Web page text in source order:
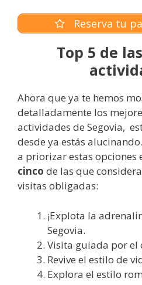
Reserva tu
Top 5 de
Ahora que ya te hemos
detalladamente los
actividades de Segovia,
desde ya estás
a priorizar estas opciones
cinco de las que
visitas obligadas:
¡Explota la
Segovia.
Visita guiada por el
Revive el estilo de
Explora el estilo